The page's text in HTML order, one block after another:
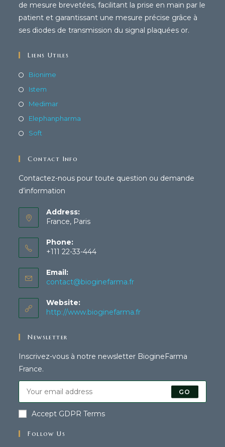
de mesure brevetées, facilitant la prise en main par le
patient et garantissant une mesure précise grâce à
ses diodes de transmission du signal plaquées or.
Liens Utiles
Bionime
Istem
Medimar
Elephanpharma
Soft
Contact Info
Contactez-nous pour toute question ou demande
d’information
Address:
France, Paris
Phone:
+111 22-33-444
Email:
contact@bioginefarma.fr
Website:
http://www.bioginefarma.fr
Newsletter
Inscrivez-vous à notre newsletter BiogineFarma
France.
GO
Accept GDPR Terms
Follow Us